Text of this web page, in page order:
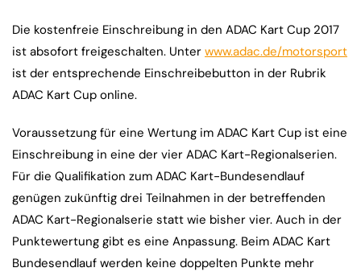
Die kostenfreie Einschreibung in den ADAC Kart Cup 2017
ist absofort freigeschalten. Unter www.adac.de/motorsport
ist der entsprechende Einschreibebutton in der Rubrik
ADAC Kart Cup online.
Voraussetzung für eine Wertung im ADAC Kart Cup ist eine
Einschreibung in eine der vier ADAC Kart-Regionalserien.
Für die Qualifikation zum ADAC Kart-Bundesendlauf
genügen zukünftig drei Teilnahmen in der betreffenden
ADAC Kart-Regionalserie statt wie bisher vier. Auch in der
Punktewertung gibt es eine Anpassung. Beim ADAC Kart
Bundesendlauf werden keine doppelten Punkte mehr